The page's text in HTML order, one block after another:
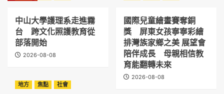
中山大學護理系走進霧
台 跨文化照護教育從
部落開始
2026-08-08
國際兒童繪畫賽奪銅
獎 屏東女孩寧寧彩繪
排灣族家鄉之美 展望會
陪伴成長 母親相信教
育能翻轉未來
2026-08-08
地方
焦點 社會